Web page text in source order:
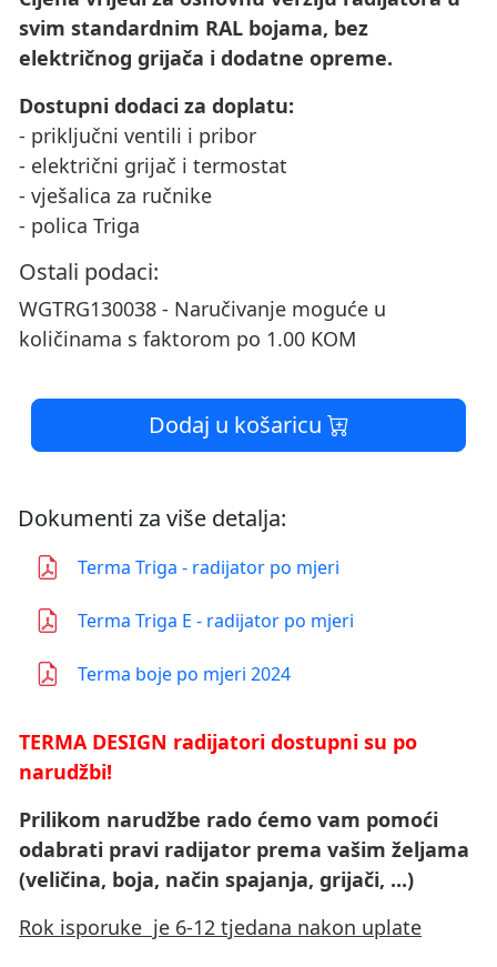
svim standardnim RAL bojama, bez
električnog grijača i dodatne opreme.
Dostupni dodaci za doplatu:
- priključni ventili i pribor
- električni grijač i termostat
- vješalica za ručnike
- polica Triga
Ostali podaci:
WGTRG130038 - Naručivanje moguće u
količinama s faktorom po 1.00 KOM
Dodaj u košaricu
Dokumenti za više detalja:
Terma Triga - radijator po mjeri
Terma Triga E - radijator po mjeri
Terma boje po mjeri 2024
TERMA DESIGN radijatori dostupni su po
narudžbi!
Prilikom narudžbe rado ćemo vam pomoći
odabrati pravi radijator prema vašim željama
(veličina, boja, način spajanja, grijači, ...)
Rok isporuke je 6-12 tjedana nakon uplate